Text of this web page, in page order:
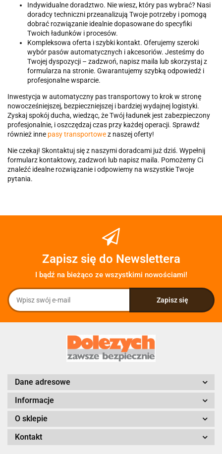
Indywidualne doradztwo. Nie wiesz, który pas wybrać? Nasi
doradcy techniczni przeanalizują Twoje potrzeby i pomogą
dobrać rozwiązanie idealnie dopasowane do specyfiki
Twoich ładunków i procesów.
Kompleksowa oferta i szybki kontakt. Oferujemy szeroki
wybór pasów automatycznych i akcesoriów. Jesteśmy do
Twojej dyspozycji – zadzwoń, napisz maila lub skorzystaj z
formularza na stronie. Gwarantujemy szybką odpowiedź i
profesjonalne wsparcie.
Inwestycja w automatyczny pas transportowy to krok w stronę
nowocześniejszej, bezpieczniejszej i bardziej wydajnej logistyki.
Zyskaj spokój ducha, wiedząc, że Twój ładunek jest zabezpieczony
profesjonalnie, i oszczędzaj czas przy każdej operacji. Sprawdź
również inne pasy transportowez naszej oferty!
Nie czekaj! Skontaktuj się z naszymi doradcami już dziś. Wypełnij
formularz kontaktowy, zadzwoń lub napisz maila. Pomożemy Ci
znaleźć idealne rozwiązanie i odpowiemy na wszystkie Twoje
pytania.
Zapisz się do Newslettera
I bądź na bieżąco ze wszystkimi nowościami!
Dane adresowe
Informacje
O sklepie
Kontakt